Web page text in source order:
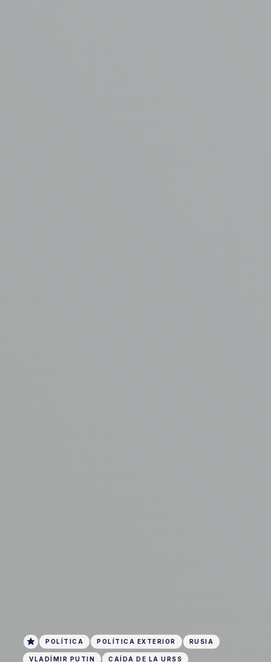
POLÍTICA POLÍTICA EXTERIOR RUSIA
VLADÍMIR PUTIN CAÍDA DE LA URSS